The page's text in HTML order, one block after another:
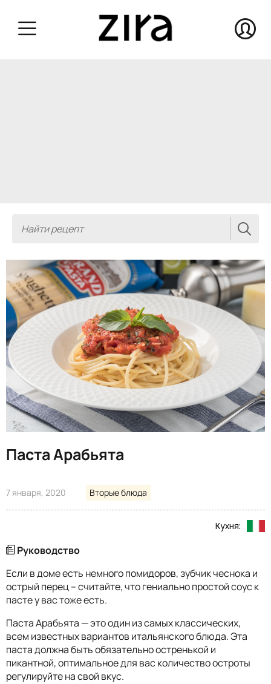
Паста Арабьята
7 января, 2020 Вторые блюда
Кухня:
Руководство
Если в доме есть немного помидоров, зубчик чеснока и
острый перец – считайте, что гениально простой соус к
пасте у вас тоже есть.
Паста Арабьята — это один из самых классических,
всем известных вариантов итальянского блюда. Эта
паста должна быть обязательно остренькой и
пикантной, оптимальное для вас количество остроты
регулируйте на свой вкус.